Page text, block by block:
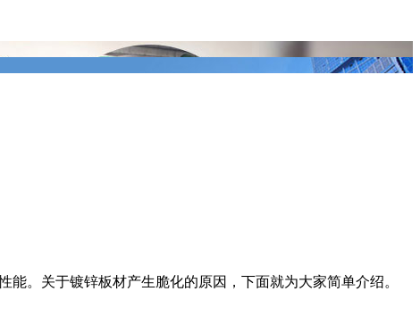
。关于镀锌板材产生脆化的原因，下面就为大家简单介绍。